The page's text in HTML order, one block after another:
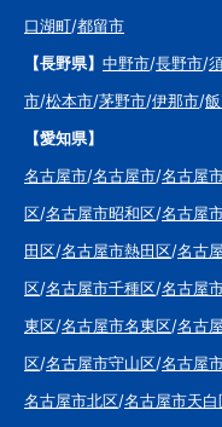
口湖町/都留市
【長野県】 中野市/長野市/
市/松本市/茅野市/伊那市/
【愛知県】
名古屋市/名古屋市/名古屋
区/名古屋市昭和区/名古屋
田区/名古屋市熱田区/名古
区/名古屋市千種区/名古屋
東区/名古屋市名東区/名古
区/名古屋市守山区/名古屋
名古屋市北区/名古屋市天白